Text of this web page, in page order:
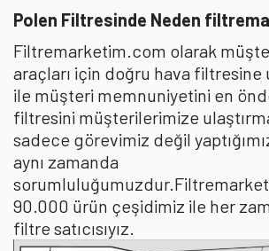
Polen Filtresinde Neden
Filtremarketim.com olarak
araçları için doğru hava
ile müşteri memnuniyetini en
filtresini müşterilerimize
sadece görevimiz değil
aynı zamanda
90.000 ürün çeşidimiz ile her
filtre satıcısıyız.